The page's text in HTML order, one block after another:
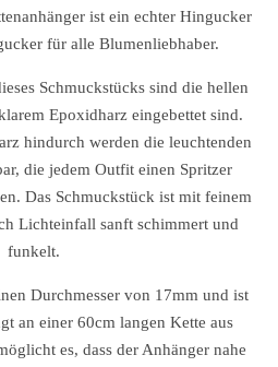
ist ein echter Hingucker
für alle Blumenliebhaber.
Schmuckstücks sind die hellen
Epoxidharz eingebettet sind.
hindurch werden die leuchtenden
die jedem Outfit einen Spritzer
Das Schmuckstück ist mit feinem
Lichteinfall sanft schimmert und
funkelt.
Durchmesser von 17mm und ist
an einer 60cm langen Kette aus
es, dass der Anhänger nahe